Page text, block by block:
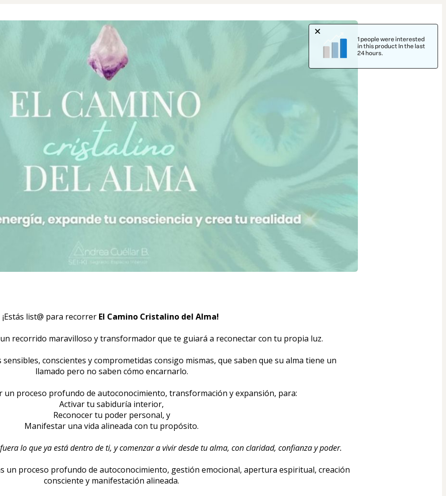
¡Estás list@ para recorrer El Camino Cristalino del Alma!
recorrido maravilloso y transformador que te guiará a reconectar con tu propia luz.
conscientes y comprometidas consigo mismas, que saben que su alma tiene un
llamado pero no saben cómo encarnarlo.
un proceso profundo de autoconocimiento, transformación y expansión, para:
Activar tu sabiduría interior,
Reconocer tu poder personal, y
Manifestar una vida alineada con tu propósito.
lo que ya está dentro de ti, y comenzar a vivir desde tu alma, con claridad, confianza y poder.
un proceso profundo de autoconocimiento, gestión emocional, apertura espiritual, creación
consciente y manifestación alineada.
1 people were interested
in this product In the last
24 hours.